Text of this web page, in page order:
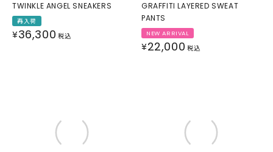
TWINKLE ANGEL SNEAKERS
再入荷
¥36,300 税込
GRAFFITI LAYERED SWEAT
PANTS
NEW ARRIVAL
¥22,000 税込